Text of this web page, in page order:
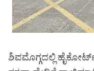
ಶಿವಮೊಗ್ಗದಲ್ಲಿ